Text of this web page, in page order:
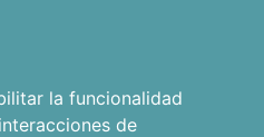
la funcionalidad
de